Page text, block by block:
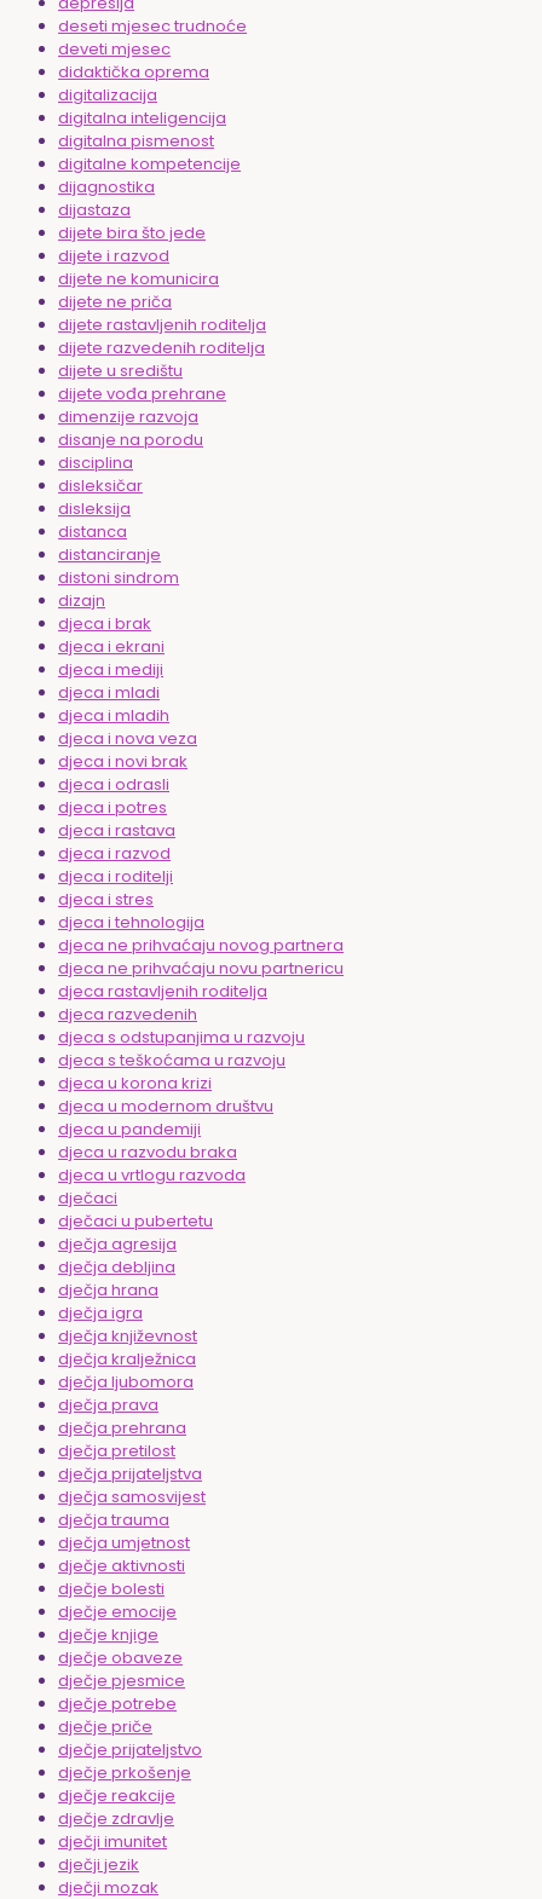
deseti mjesec trudnoće
deveti mjesec
didaktička oprema
digitalizacija
digitalna inteligencija
digitalna pismenost
digitalne kompetencije
dijagnostika
dijastaza
dijete bira što jede
dijete i razvod
dijete ne komunicira
dijete ne priča
dijete rastavljenih roditelja
dijete razvedenih roditelja
dijete u središtu
dijete vođa prehrane
dimenzije razvoja
disanje na porodu
disciplina
disleksičar
disleksija
distanca
distanciranje
distoni sindrom
dizajn
djeca i brak
djeca i ekrani
djeca i mediji
djeca i mladi
djeca i mladih
djeca i nova veza
djeca i novi brak
djeca i odrasli
djeca i potres
djeca i rastava
djeca i razvod
djeca i roditelji
djeca i stres
djeca i tehnologija
djeca ne prihvaćaju novog partnera
djeca ne prihvaćaju novu partnericu
djeca rastavljenih roditelja
djeca razvedenih
djeca s odstupanjima u razvoju
djeca s teškoćama u razvoju
djeca u korona krizi
djeca u modernom društvu
djeca u pandemiji
djeca u razvodu braka
djeca u vrtlogu razvoda
dječaci
dječaci u pubertetu
dječja agresija
dječja debljina
dječja hrana
dječja igra
dječja književnost
dječja kralježnica
dječja ljubomora
dječja prava
dječja prehrana
dječja pretilost
dječja prijateljstva
dječja samosvijest
dječja trauma
dječja umjetnost
dječje aktivnosti
dječje bolesti
dječje emocije
dječje knjige
dječje obaveze
dječje pjesmice
dječje potrebe
dječje priče
dječje prijateljstvo
dječje prkošenje
dječje reakcije
dječje zdravlje
dječji imunitet
dječji jezik
dječji mozak